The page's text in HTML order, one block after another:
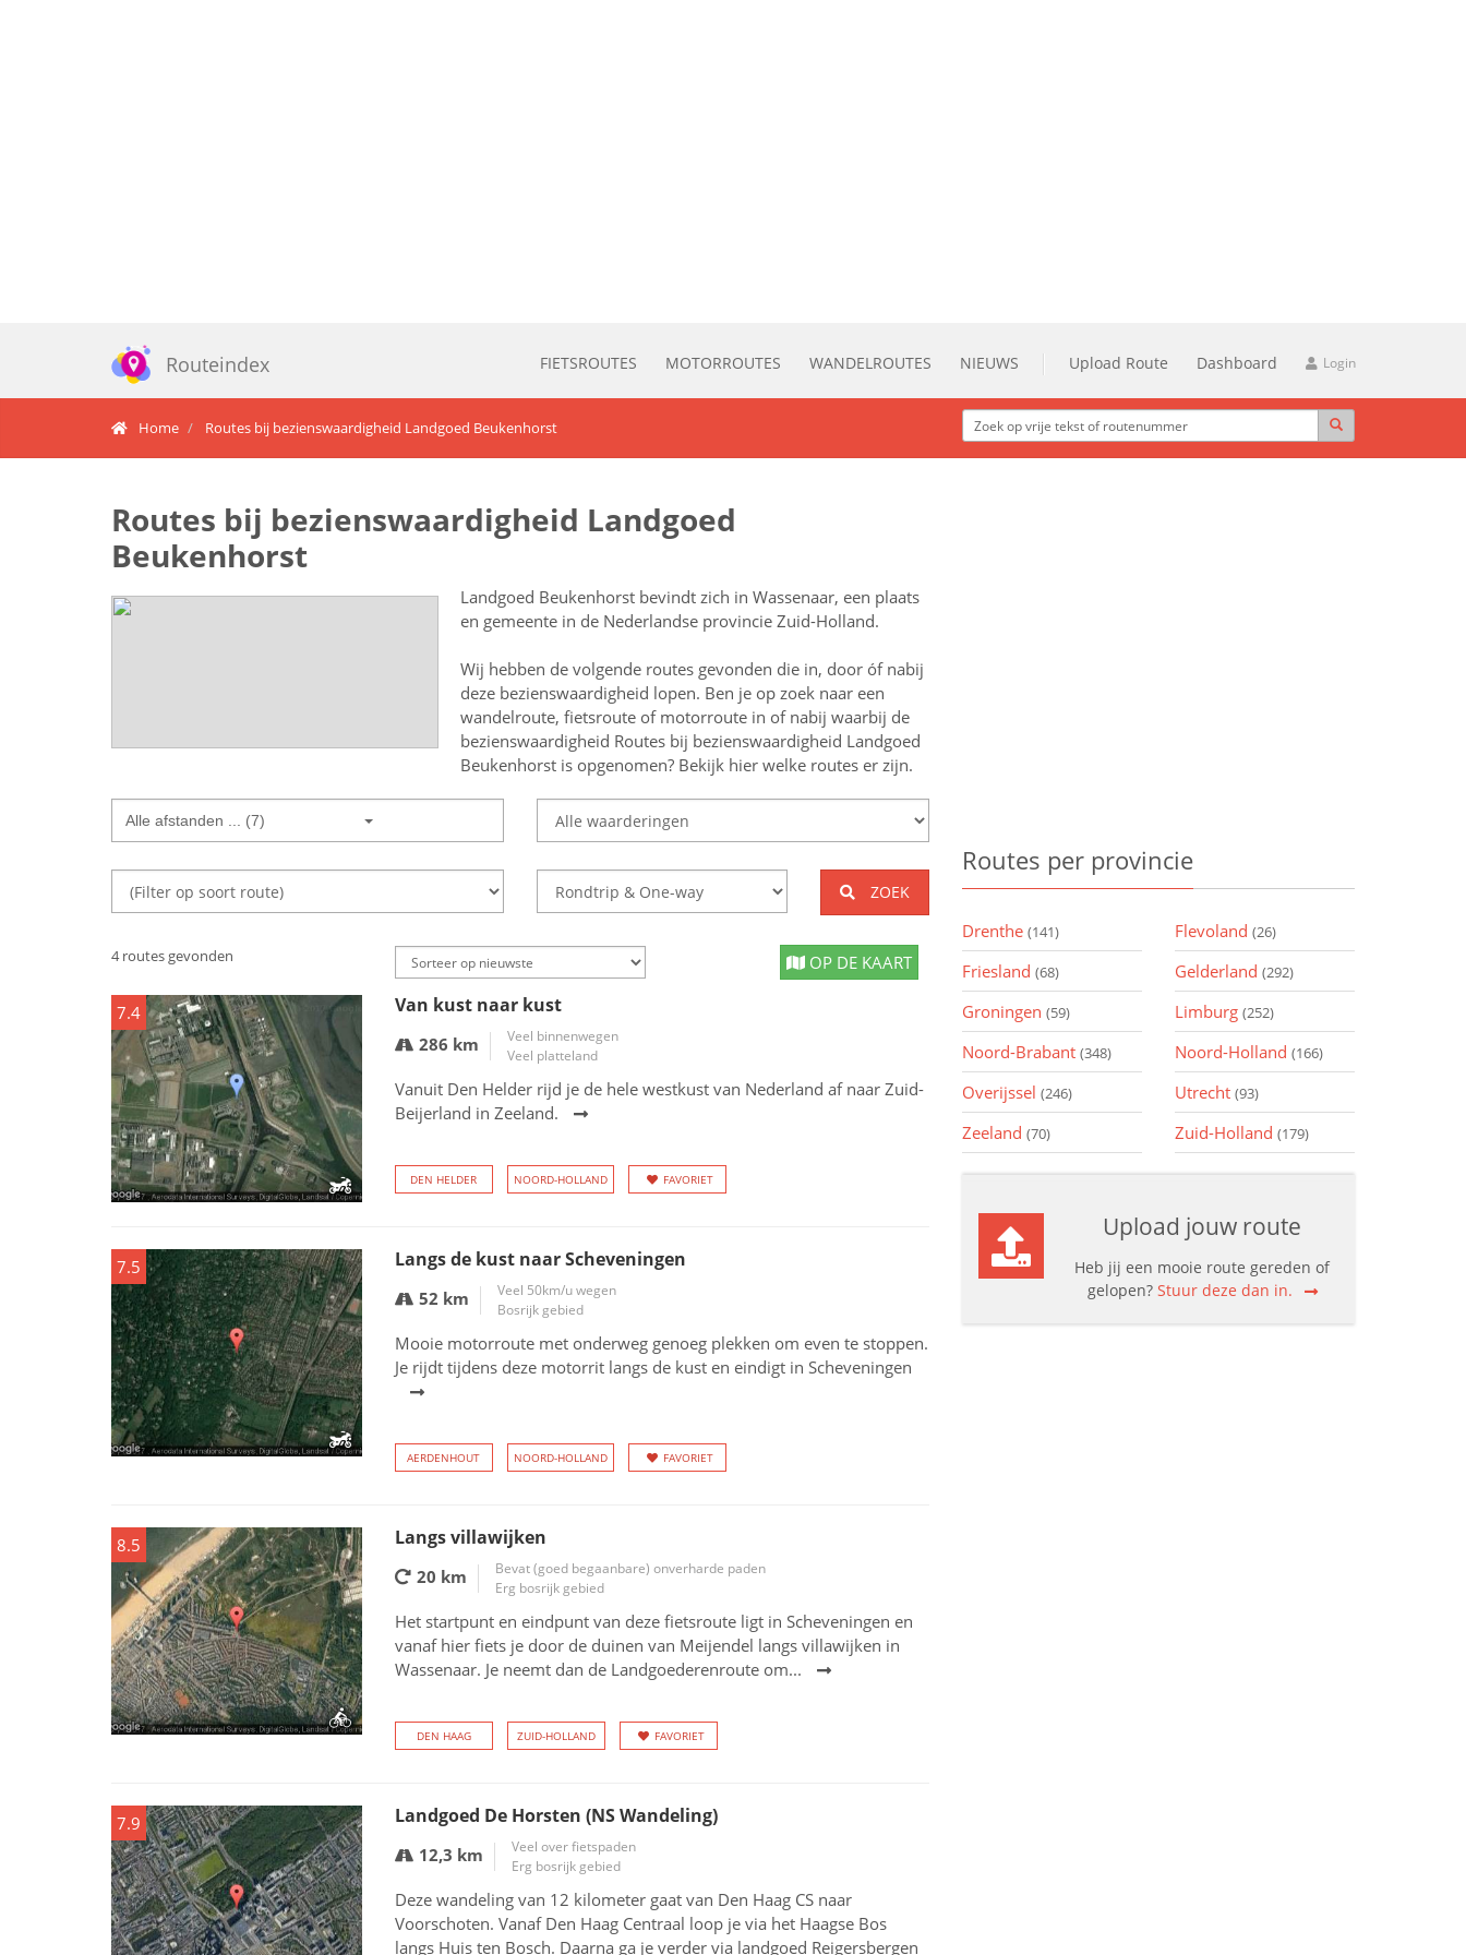
Routeindex FIETSROUTES MOTORROUTES WANDELROUTES NIEUWS Upload Route Dashboard Login
Home Routes bij bezienswaardigheid Landgoed Beukenhorst
Routes bij bezienswaardigheid Landgoed
Beukenhorst
Landgoed Beukenhorst bevindt zich in Wassenaar, een plaats
en gemeente in de Nederlandse provincie Zuid-Holland.
Wij hebben de volgende routes gevonden die in, door óf nabij
deze bezienswaardigheid lopen. Ben je op zoek naar een
wandelroute, fietsroute of motorroute in of nabij waarbij de
bezienswaardigheid Routes bij bezienswaardigheid Landgoed
Beukenhorst is opgenomen? Bekijk hier welke routes er zijn.
Alle afstanden ... (7)
ZOEK
4 routes gevonden OP DE KAART
7.4 Van kust naar kust
286 km
Veel binnenwegen
Veel platteland
Vanuit Den Helder rijd je de hele westkust van Nederland af naar Zuid-
Beijerland in Zeeland.
DEN HELDER NOORD-HOLLAND FAVORIET
7.5 Langs de kust naar Scheveningen
52 km
Veel 50km/u wegen
Bosrijk gebied
Mooie motorroute met onderweg genoeg plekken om even te stoppen.
Je rijdt tijdens deze motorrit langs de kust en eindigt in Scheveningen
AERDENHOUT NOORD-HOLLAND FAVORIET
8.5 Langs villawijken
20 km
Bevat (goed begaanbare) onverharde paden
Erg bosrijk gebied
Het startpunt en eindpunt van deze fietsroute ligt in Scheveningen en
vanaf hier fiets je door de duinen van Meijendel langs villawijken in
Wassenaar. Je neemt dan de Landgoederenroute om...
DEN HAAG ZUID-HOLLAND FAVORIET
7.9 Landgoed De Horsten (NS Wandeling)
12,3 km
Veel over fietspaden
Erg bosrijk gebied
Deze wandeling van 12 kilometer gaat van Den Haag CS naar
Voorschoten. Vanaf Den Haag Centraal loop je via het Haagse Bos
langs Huis ten Bosch. Daarna ga je verder via landgoed Reigersbergen
Routes per provincie
Drenthe (141) Flevoland (26)
Friesland (68) Gelderland (292)
Groningen (59) Limburg (252)
Noord-Brabant (348) Noord-Holland (166)
Overijssel (246) Utrecht (93)
Zeeland (70) Zuid-Holland (179)
Upload jouw route
Heb jij een mooie route gereden of
gelopen? Stuur deze dan in.